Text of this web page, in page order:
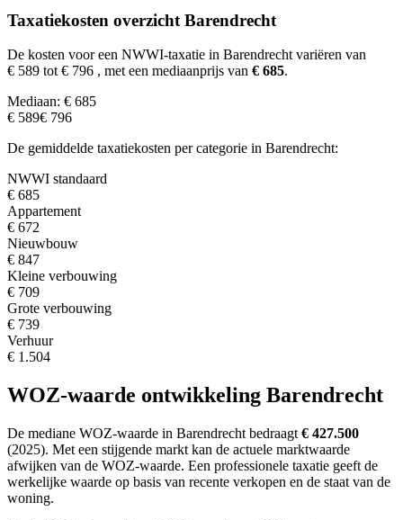
Taxatiekosten overzicht Barendrecht
De kosten voor een NWWI-taxatie in Barendrecht variëren van
€ 589 tot € 796 , met een mediaanprijs van € 685.
Mediaan: € 685
€ 589€ 796
De gemiddelde taxatiekosten per categorie in Barendrecht:
NWWI standaard
€ 685
Appartement
€ 672
Nieuwbouw
€ 847
Kleine verbouwing
€ 709
Grote verbouwing
€ 739
Verhuur
€ 1.504
WOZ-waarde ontwikkeling Barendrecht
De mediane WOZ-waarde in Barendrecht bedraagt € 427.500
(2025). Met een stijgende markt kan de actuele marktwaarde
afwijken van de WOZ-waarde. Een professionele taxatie geeft de
werkelijke waarde op basis van recente verkopen en de staat van de
woning.